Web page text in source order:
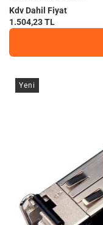
Kdv Dahil Fiyat
1.504,23 TL
Yeni